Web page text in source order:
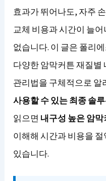
효과가 뛰어나도, 자주
교체 비용과 시간이 늘
없습니다. 이 글은 폴리
다양한 암막커튼 재질별
관리법을 구체적으로 알
사용할 수 있는 최종 솔
읽으면 내구성 높은 암
이해해 시간과 비용을
있습니다.